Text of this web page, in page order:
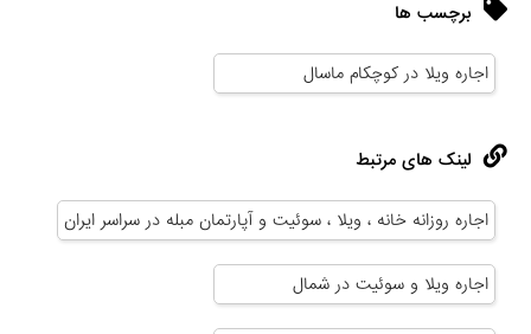
برچسب ها
اجاره ویلا در کوچکام ماسال
لینک های مرتبط
اجاره روزانه خانه ، ویلا ، سوئیت و آپارتمان مبله در سراسر ایران
اجاره ویلا و سوئیت در شمال